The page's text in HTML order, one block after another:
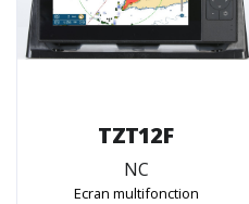
TZT12F
NC
Ecran multifonction